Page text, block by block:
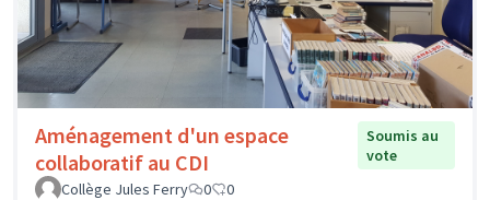
Aménagement d'un espace
collaboratif au CDI
Soumis au
vote
Collège Jules Ferry
0 0